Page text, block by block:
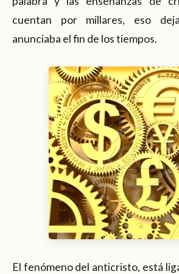
cuentan por millares, eso
anunciaba el fin de los tiempos.
El fenómeno del anticristo, está